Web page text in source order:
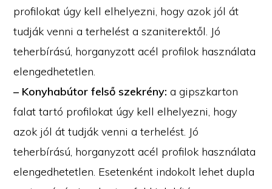
profilokat úgy kell elhelyezni, hogy azok jól át
tudják venni a terhelést a szaniterektől. Jó
teherbírású, horganyzott acél profilok használata
elengedhetetlen.
– Konyhabútor felső szekrény: a gipszkarton
falat tartó profilokat úgy kell elhelyezni, hogy
azok jól át tudják venni a terhelést. Jó
teherbírású, horganyzott acél profilok használata
elengedhetetlen. Esetenként indokolt lehet dupla